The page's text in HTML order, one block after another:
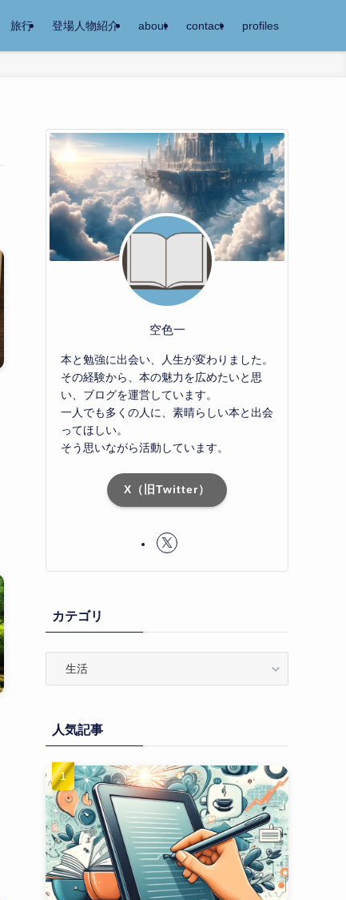
旅行 登場人物紹介 about contact profiles
空色一
本と勉強に出会い、人生が変わりました。
その経験から、本の魅力を広めたいと思
い、ブログを運営しています。
一人でも多くの人に、素晴らしい本と出会
ってほしい。
そう思いながら活動しています。
X（旧Twitter）
カテゴリ
人気記事